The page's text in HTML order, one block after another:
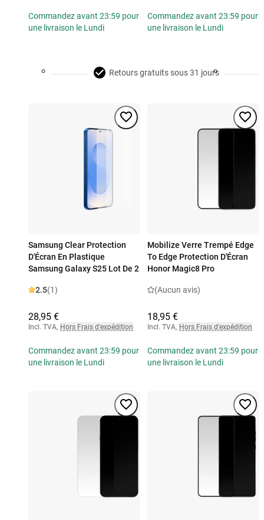
Commandez avant 23:59 pour
une livraison le Lundi
Commandez avant 23:59 pour
une livraison le Lundi
Retours gratuits sous 31 jours
Samsung Clear Protection
D'Écran En Plastique
Samsung Galaxy S25 Lot De 2
2.5(1)
28,95 €
Incl. TVA, Hors Frais d'expédition
Commandez avant 23:59 pour
une livraison le Lundi
Mobilize Verre Trempé Edge
To Edge Protection D'Écran
Honor Magic8 Pro
(Aucun avis)
18,95 €
Incl. TVA, Hors Frais d'expédition
Commandez avant 23:59 pour
une livraison le Lundi